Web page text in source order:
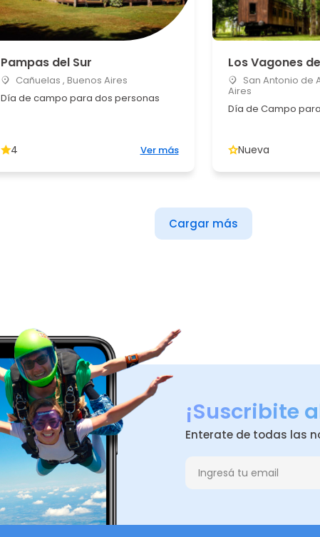
Pampas del Sur
Cañuelas , Buenos Aires
Día de campo para dos personas
4 Ver más
Los Vagones
San Antonio de
Aires
Día de Campo
Nueva
Cargar más
¡Suscribite
Enterate de todas las